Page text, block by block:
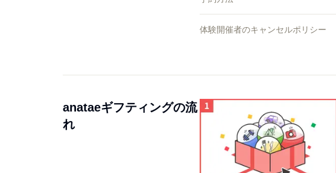
体験開催者のキャンセルポリシー
anataeギフティングの流
れ